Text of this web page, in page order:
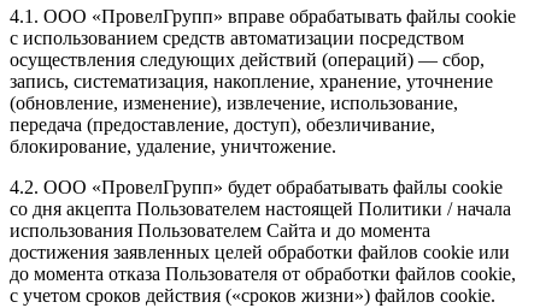
4.1. ООО «ПровелГрупп» вправе обрабатывать файлы cookie
с использованием средств автоматизации посредством
осуществления следующих действий (операций) — сбор,
запись, систематизация, накопление, хранение, уточнение
(обновление, изменение), извлечение, использование,
передача (предоставление, доступ), обезличивание,
блокирование, удаление, уничтожение.
4.2. ООО «ПровелГрупп» будет обрабатывать файлы cookie
со дня акцепта Пользователем настоящей Политики / начала
использования Пользователем Сайта и до момента
достижения заявленных целей обработки файлов cookie или
до момента отказа Пользователя от обработки файлов cookie,
с учетом сроков действия («сроков жизни») файлов cookie.